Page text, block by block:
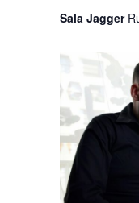
Sala Jagger